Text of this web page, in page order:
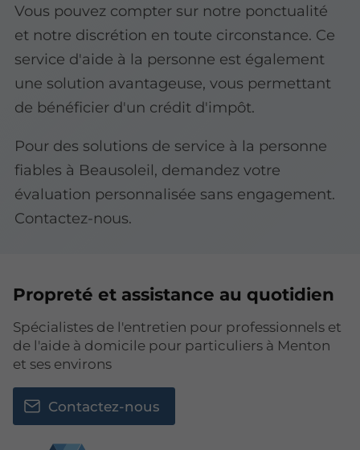
Vous pouvez compter sur notre ponctualité
et notre discrétion en toute circonstance. Ce
service d'aide à la personne est également
une solution avantageuse, vous permettant
de bénéficier d'un crédit d'impôt.
Pour des solutions de service à la personne
fiables à Beausoleil, demandez votre
évaluation personnalisée sans engagement.
Contactez-nous.
Propreté et assistance au quotidien
Spécialistes de l'entretien pour professionnels et
de l'aide à domicile pour particuliers à Menton
et ses environs
Contactez-nous